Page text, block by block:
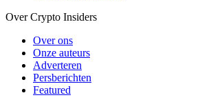
Over Crypto Insiders
Over ons
Onze auteurs
Adverteren
Persberichten
Featured